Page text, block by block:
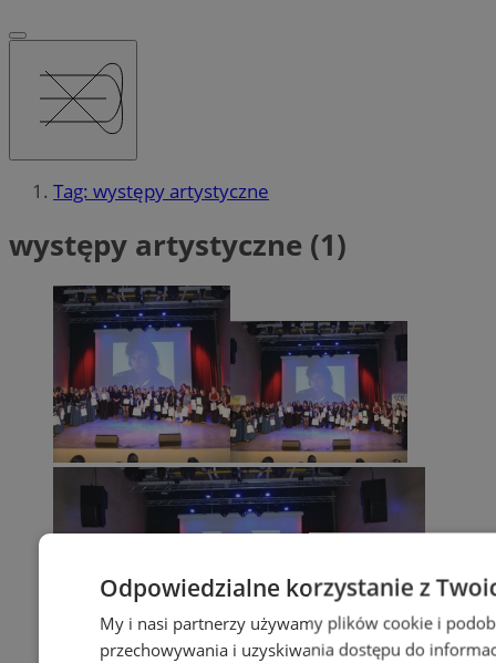
Tag: występy artystyczne
występy artystyczne (1)
Odpowiedzialne korzystanie z
My i nasi partnerzy używamy plików cookie i
przechowywania i uzyskiwania dostępu do